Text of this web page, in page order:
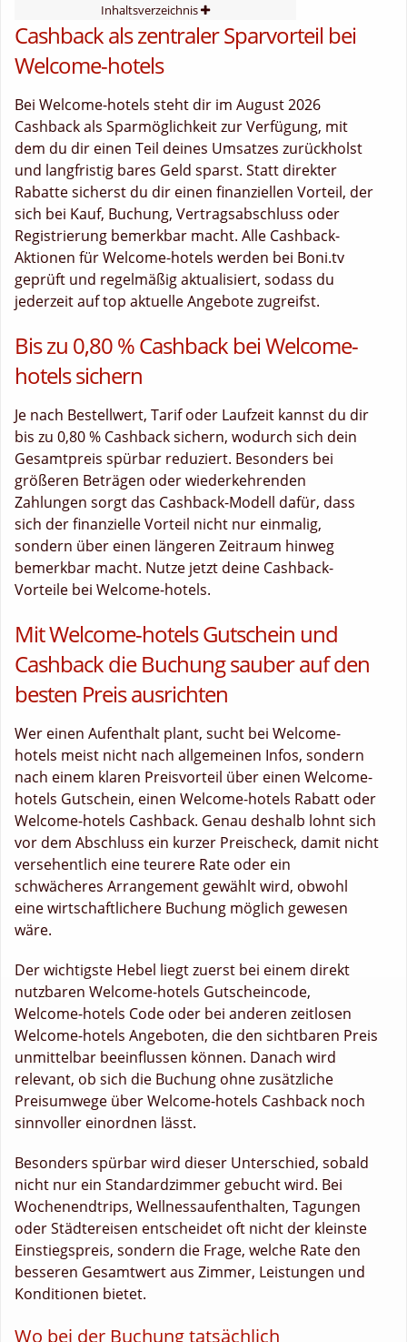
Inhaltsverzeichnis
Cashback als zentraler Sparvorteil bei
Welcome-hotels
Bei Welcome-hotels steht dir im August 2026
Cashback als Sparmöglichkeit zur Verfügung, mit
dem du dir einen Teil deines Umsatzes zurückholst
und langfristig bares Geld sparst. Statt direkter
Rabatte sicherst du dir einen finanziellen Vorteil, der
sich bei Kauf, Buchung, Vertragsabschluss oder
Registrierung bemerkbar macht. Alle Cashback-
Aktionen für Welcome-hotels werden bei Boni.tv
geprüft und regelmäßig aktualisiert, sodass du
jederzeit auf top aktuelle Angebote zugreifst.
Bis zu 0,80 % Cashback bei Welcome-
hotels sichern
Je nach Bestellwert, Tarif oder Laufzeit kannst du dir
bis zu 0,80 % Cashback sichern, wodurch sich dein
Gesamtpreis spürbar reduziert. Besonders bei
größeren Beträgen oder wiederkehrenden
Zahlungen sorgt das Cashback-Modell dafür, dass
sich der finanzielle Vorteil nicht nur einmalig,
sondern über einen längeren Zeitraum hinweg
bemerkbar macht. Nutze jetzt deine Cashback-
Vorteile bei Welcome-hotels.
Mit Welcome-hotels Gutschein und
Cashback die Buchung sauber auf den
besten Preis ausrichten
Wer einen Aufenthalt plant, sucht bei Welcome-
hotels meist nicht nach allgemeinen Infos, sondern
nach einem klaren Preisvorteil über einen Welcome-
hotels Gutschein, einen Welcome-hotels Rabatt oder
Welcome-hotels Cashback. Genau deshalb lohnt sich
vor dem Abschluss ein kurzer Preischeck, damit nicht
versehentlich eine teurere Rate oder ein
schwächeres Arrangement gewählt wird, obwohl
eine wirtschaftlichere Buchung möglich gewesen
wäre.
Der wichtigste Hebel liegt zuerst bei einem direkt
nutzbaren Welcome-hotels Gutscheincode,
Welcome-hotels Code oder bei anderen zeitlosen
Welcome-hotels Angeboten, die den sichtbaren Preis
unmittelbar beeinflussen können. Danach wird
relevant, ob sich die Buchung ohne zusätzliche
Preisumwege über Welcome-hotels Cashback noch
sinnvoller einordnen lässt.
Besonders spürbar wird dieser Unterschied, sobald
nicht nur ein Standardzimmer gebucht wird. Bei
Wochenendtrips, Wellnessaufenthalten, Tagungen
oder Städtereisen entscheidet oft nicht der kleinste
Einstiegspreis, sondern die Frage, welche Rate den
besseren Gesamtwert aus Zimmer, Leistungen und
Konditionen bietet.
Wo bei der Buchung tatsächlich